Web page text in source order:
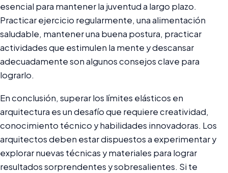
esencial para mantener la juventud a largo plazo.
Practicar ejercicio regularmente, una alimentación
saludable, mantener una buena postura, practicar
actividades que estimulen la mente y descansar
adecuadamente son algunos consejos clave para
lograrlo.
En conclusión, superar los límites elásticos en
arquitectura es un desafío que requiere creatividad,
conocimiento técnico y habilidades innovadoras. Los
arquitectos deben estar dispuestos a experimentar y
explorar nuevas técnicas y materiales para lograr
resultados sorprendentes y sobresalientes. Si te